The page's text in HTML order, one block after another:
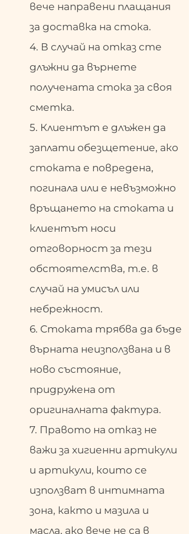
вече направени плащания
за доставка на стока.
4. В случай на отказ сте
длъжни да върнете
получената стока за своя
сметка.
5. Клиентът е длъжен да
заплати обезщетение, ако
стоката е повредена,
погинала или е невъзможно
връщането на стоката и
клиентът носи
отговорност за тези
обстоятелства, т.е. в
случай на умисъл или
небрежност.
6. Стоката трябва да бъде
върната неизползвана и в
ново състояние,
придружена от
оригиналната фактура.
7. Правото на отказ не
важи за хигиенни артикули
и артикули, които се
използват в интимната
зона, както и мазила и
масла, ако вече не са в